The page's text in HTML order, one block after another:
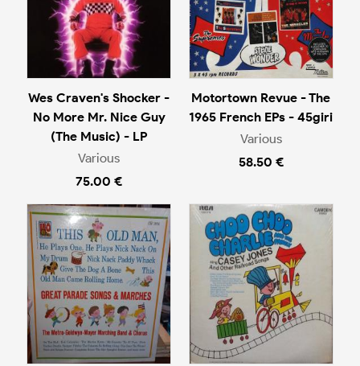
Wes Craven's Shocker -
No More Mr. Nice Guy
(The Music) - LP
Various
75.00 €
Motortown Revue - The
1965 French EPs - 45giri
Various
58.50 €